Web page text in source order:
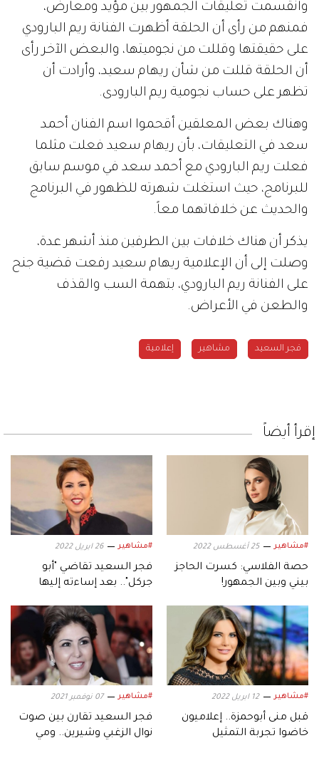
وانقسمت تعليقات الجمهور بين مؤيد ومعارض،
فمنهم من رأى أن الحلقة أظهرت الفنانة ريم البارودي
على حقيقتها وقللت من نجوميتها، والبعض الآخر رأى
أن الحلقة قللت من شأن ريهام سعيد، وأرادت أن
تظهر على حساب نجومية ريم البارودى.
وهناك بعض المعلقين أقحموا اسم الفنان أحمد
سعد في التعليقات، بأن ريهام سعيد فعلت مثلما
فعلت ريم البارودي مع أحمد سعد في موسم سابق
للبرنامج، حيث استغلت شهرته للظهور في البرنامج
والحديث عن خلافاتهما معاً.
يذكر أن هناك خلافات بين الطرفين منذ أشهر عدة،
وصلت إلى أن الإعلامية ريهام سعيد رفعت قضية جنح
على الفنانة ريم البارودي، بتهمة السب والقذف
والطعن في الأعراض.
فجر السعيد مشاهير إعلامية
إقرأ أيضاً
#مشاهير 25 أغسطس 2022
حصة الفلاسي: كسرت الحاجز
بيني وبين الجمهور!
#مشاهير 26 ابريل 2022
فجر السعيد تقاضي "أبو
جركل".. بعد إساءته إليها
#مشاهير 12 ابريل 2022
قبل منى أبوحمزة.. إعلاميون
خاضوا تجربة التمثيل
#مشاهير 07 نوفمبر 2021
فجر السعيد تقارن بين صوت
نوال الزغبي وشيرين.. ومي